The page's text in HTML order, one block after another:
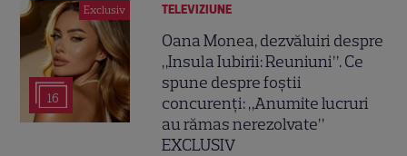
Exclusiv
16
TELEVIZIUNE
Oana Monea, dezvăluiri despre
„Insula Iubirii: Reuniuni”. Ce
spune despre foștii
concurenți: „Anumite lucruri
au rămas nerezolvate”
EXCLUSIV